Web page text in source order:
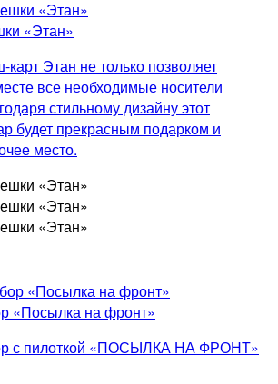
«Этан»
Этан не только позволяет
все необходимые носители
стильному дизайну этот
будет прекрасным подарком и
место.
«Посылка на фронт»
с пилоткой «ПОСЫЛКА НА ФРОНТ»